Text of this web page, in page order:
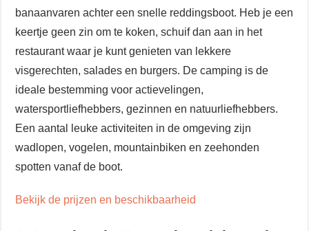
banaanvaren achter een snelle reddingsboot. Heb je een
keertje geen zin om te koken, schuif dan aan in het
restaurant waar je kunt genieten van lekkere
visgerechten, salades en burgers. De camping is de
ideale bestemming voor actievelingen,
watersportliefhebbers, gezinnen en natuurliefhebbers.
Een aantal leuke activiteiten in de omgeving zijn
wadlopen, vogelen, mountainbiken en zeehonden
spotten vanaf de boot.
Bekijk de prijzen en beschikbaarheid